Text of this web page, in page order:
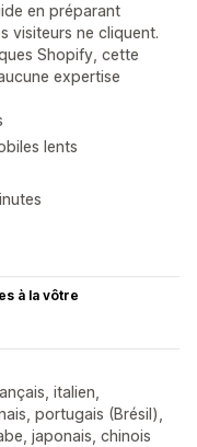
en préparant
visiteurs ne cliquent.
Shopify, cette
expertise
lents
à la vôtre
italien,
portugais (Brésil),
japonais, chinois